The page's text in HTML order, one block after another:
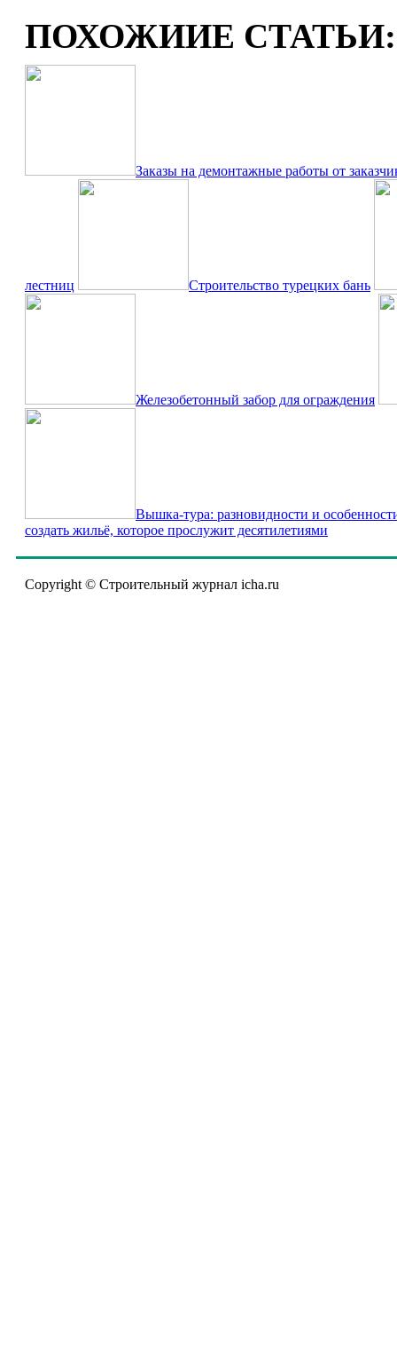
ПОХОЖИИЕ СТАТЬИ:
Заказы на демонтажные работы от
лестниц Строительство турецких бань
Железобетонный забор для ограждения
Вышка-тура: разновидности и
создать жильё, которое прослужит десятилетиями
Copyright © Строительный журнал icha.ru